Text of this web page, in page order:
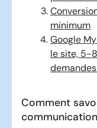
minimum
Google
le site, 5-
Comment